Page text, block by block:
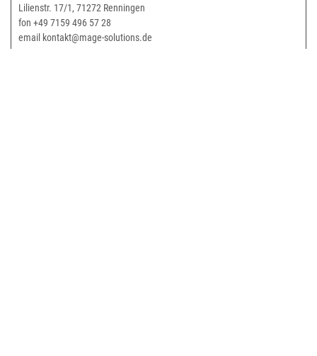
Lilienstr. 17/1, 71272 Renningen
fon +49 7159 496 57 28
email kontakt@mage-solutions.de